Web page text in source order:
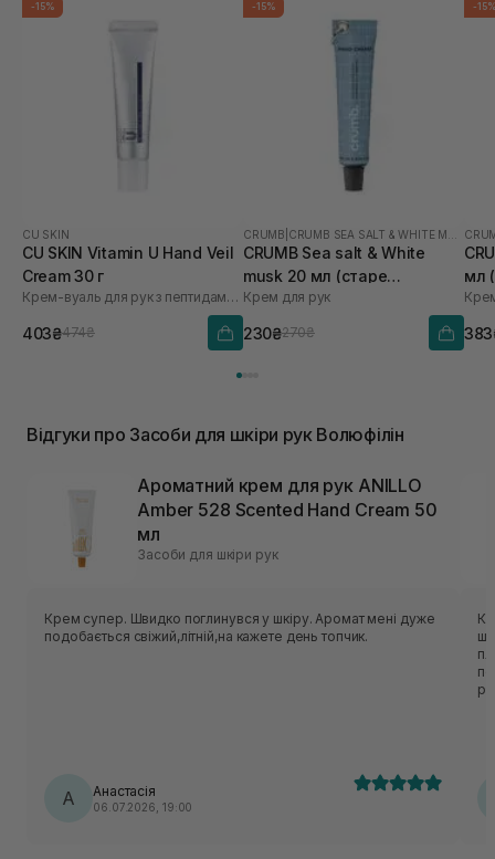
-15%
CU SKIN
CU SKIN Vitamin U Hand Veil
Cream 30 г
Крем-вуаль для рук з пептидами та волюфіліном
403₴474₴
-15%
CRUMB
CRUMB Sea salt & White
musk 20 мл (старе
пакування)
Крем для рук
230₴270₴
-
мл
Відгуки про Засоби для шкіри рук Волюфілін
Ароматний крем для рук ANILLO
Amber 528 Scented Hand Cream 50
мл
Засоби для шкіри рук
Крем супер. Швидко поглинувся у шкіру. Аромат мені дуже
подобається свіжий,літній,на кажете день топчик.
А Анастасія
06.07.2026, 19:00